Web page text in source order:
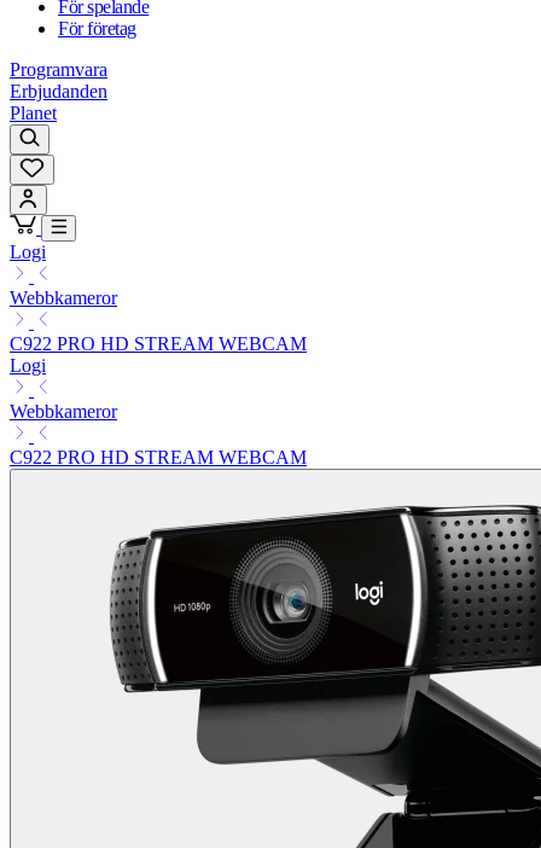
För spelande
För företag
Programvara
Erbjudanden
Planet
Logi
Webbkameror
C922 PRO HD STREAM WEBCAM
Logi
Webbkameror
C922 PRO HD STREAM WEBCAM